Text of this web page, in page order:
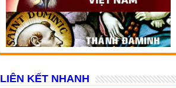
LIÊN KẾT NHANH